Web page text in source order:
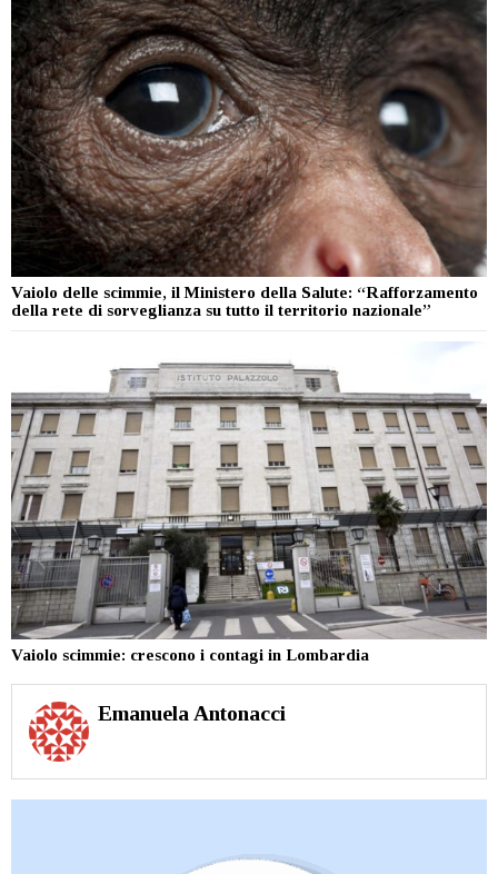
Vaiolo delle scimmie, il Ministero della Salute: “Rafforzamento
della rete di sorveglianza su tutto il territorio nazionale”
Vaiolo scimmie: crescono i contagi in Lombardia
Emanuela Antonacci